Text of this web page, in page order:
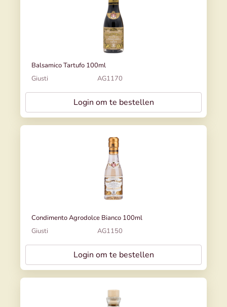
Balsamico Tartufo 100ml
Giusti
AG1170
Login om te bestellen
Condimento Agrodolce Bianco 100ml
Giusti
AG1150
Login om te bestellen